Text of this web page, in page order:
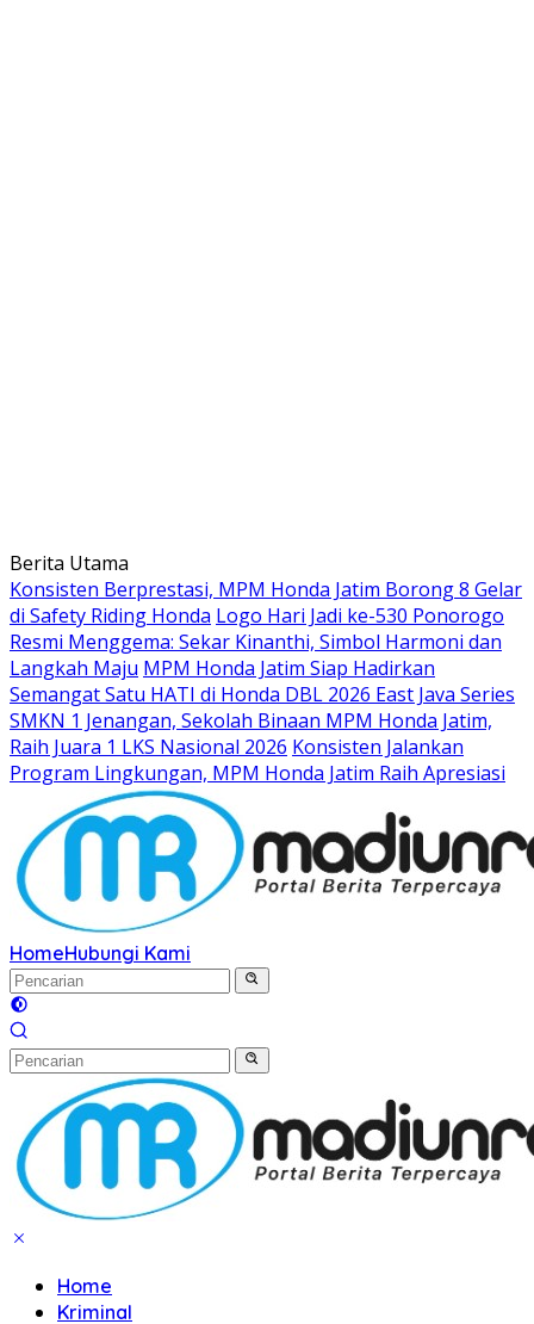
Langsung
ke
konten
Berita Utama
Konsisten Berprestasi, MPM Honda Jatim Borong 8 Gelar
di Safety Riding Honda Logo Hari Jadi ke-530 Ponorogo
Resmi Menggema: Sekar Kinanthi, Simbol Harmoni dan
Langkah Maju MPM Honda Jatim Siap Hadirkan
Semangat Satu HATI di Honda DBL 2026 East Java Series
SMKN 1 Jenangan, Sekolah Binaan MPM Honda Jatim,
Raih Juara 1 LKS Nasional 2026 Konsisten Jalankan
Program Lingkungan, MPM Honda Jatim Raih Apresiasi
HomeHubungi Kami
Home
Kriminal